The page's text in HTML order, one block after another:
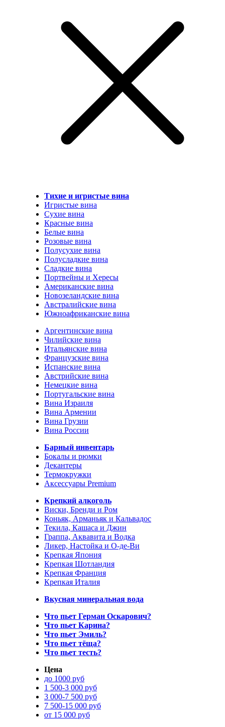
Тихие и игристые вина
Игристые вина
Сухие вина
Красные вина
Белые вина
Розовые вина
Полусухие вина
Полусладкие вина
Сладкие вина
Портвейны и Хересы
Американские вина
Новозеландские вина
Австралийские вина
Южноафриканские вина
Аргентинские вина
Чилийские вина
Итальянские вина
Французские вина
Испанские вина
Австрийские вина
Немецкие вина
Португальские вина
Вина Израиля
Вина Армении
Вина Грузии
Вина России
Барный инвентарь
Бокалы и рюмки
Декантеры
Термокружки
Аксессуары Premium
Крепкий алкоголь
Виски, Бренди и Ром
Коньяк, Арманьяк и Кальвадос
Текила, Кашаса и Джин
Граппа, Аквавита и Водка
Ликер, Настойка и О-де-Ви
Крепкая Япония
Крепкая Шотландия
Крепкая Франция
Крепкая Италия
Вкусная минеральная вода
Что пьет Герман Оскарович?
Что пьет Карина?
Что пьет Эмиль?
Что пьет тёща?
Что пьет тесть?
Цена
до 1000 руб
1 500-3 000 руб
3 000-7 500 руб
7 500-15 000 руб
от 15 000 руб